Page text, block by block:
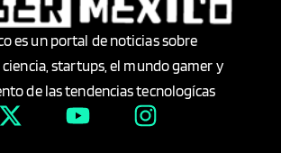
es un portal de noticias sobre
startups, el mundo gamer y
de las tendencias tecnologícas